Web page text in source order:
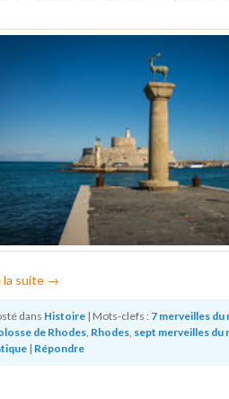
la suite →
dans Histoire | Mots-clefs : 7 merveilles du
de Rhodes, Rhodes, sept merveilles du
| Répondre